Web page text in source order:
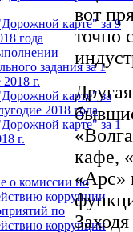
карте" за 9
года
задания за 1
г.
карте" за
2018 года
карте" за 1
г.
о комиссии по
коррупции
по
коррупции
вот
точно
кафе,
«Арс»